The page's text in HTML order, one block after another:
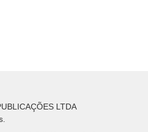
LTDA